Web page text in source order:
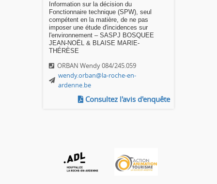
Information sur la décision du
Fonctionnaire technique (SPW), seul
compétent en la matière, de ne pas
imposer une étude d'incidences sur
l'environnement – SASPJ BOSQUEE
JEAN-NOËL & BLAISE MARIE-
THÉRÈSE
ORBAN Wendy 084/245.059
wendy.orban@la-roche-en-
ardenne.be
Consultez l'avis d'enquête